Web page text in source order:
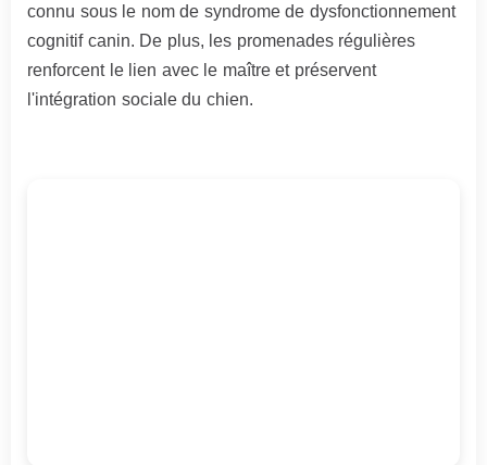
connu sous le nom de syndrome de dysfonctionnement
cognitif canin. De plus, les promenades régulières
renforcent le lien avec le maître et préservent
l'intégration sociale du chien.